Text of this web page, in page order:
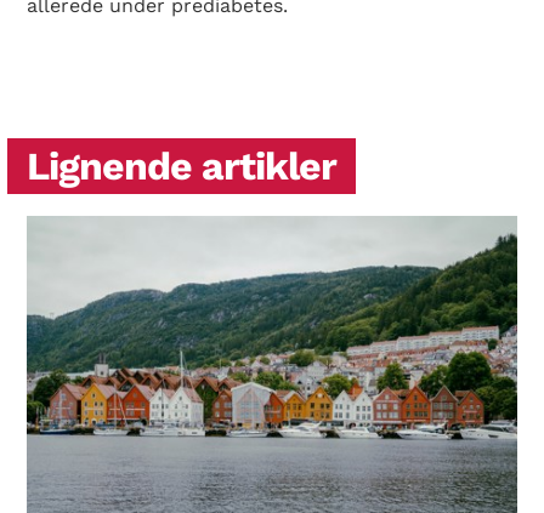
allerede under prediabetes.
Lignende artikler